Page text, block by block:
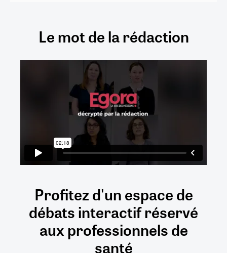
Le mot de la rédaction
Profitez d'un espace de
débatsinteractifréservé
auxprofessionnels de
santé